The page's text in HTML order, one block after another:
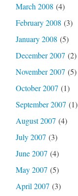
March 2008 (4)
February 2008 (3)
January 2008 (5)
December 2007 (2)
November 2007 (5)
October 2007 (1)
September 2007 (1)
August 2007 (4)
July 2007 (3)
June 2007 (4)
May 2007 (5)
April 2007 (3)